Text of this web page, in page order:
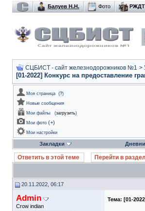
Балуев Н.Н. Фото
СЦБИСТ - сайт железнодорожников №1 >
[01-2022] Конкурс на предоставление
Моя страница (?)
Новые сообщения
Мои файлы
(загрузить)
Мои фото (+)
Мои настройки
Закладки
Ответить в этой теме Перейти в
20.11.2022, 06:17
Admin
Crow indian
Тема: [01-